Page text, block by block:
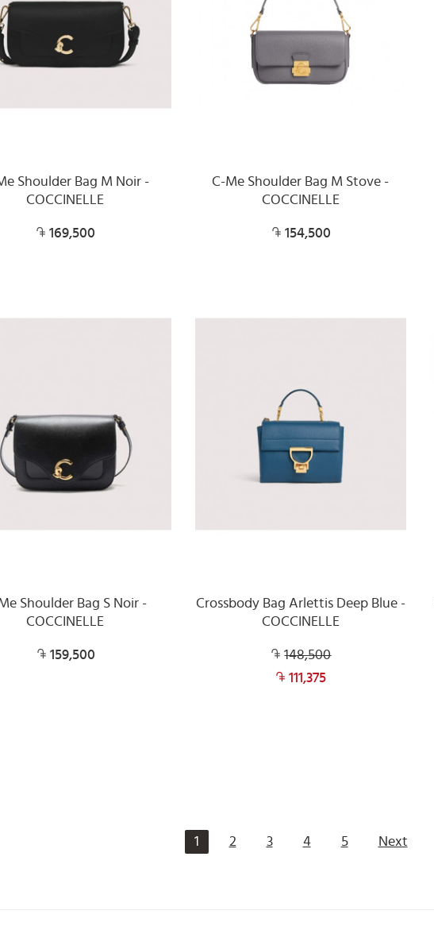
Shoulder Bag M Noir -
COCCINELLE
169,500
C-Me Shoulder Bag M Stove -
COCCINELLE
154,500
Shoulder Bag S Noir -
COCCINELLE
159,500
Crossbody Bag Arlettis Deep Blue -
COCCINELLE
148,500
111,375
1 2 3 4 5 Next